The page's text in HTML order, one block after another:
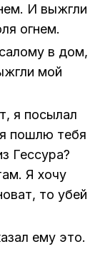
И вы­жгли
ог­нем.
в дом,
мой
я по­сы­лал
по­шлю тебя
Гес­су­ра?
Я хочу
то убей
ему это.